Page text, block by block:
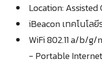
Location: Assisted
iBeacon เทคโนโล
WiFi 802.11 a/b/
- Portable